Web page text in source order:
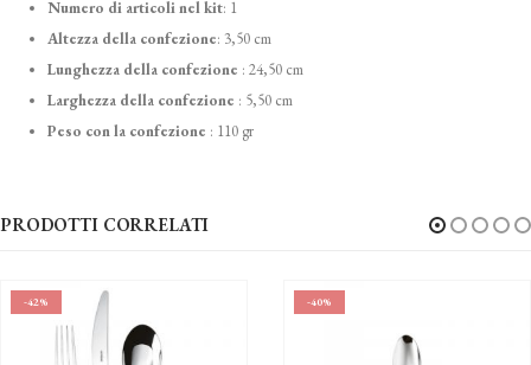
Numero di articoli nel kit: 1
Altezza della confezione: 3,50 cm
Lunghezza della confezione : 24,50 cm
Larghezza della confezione : 5,50 cm
Peso con la confezione : 110 gr
PRODOTTI CORRELATI
-40%